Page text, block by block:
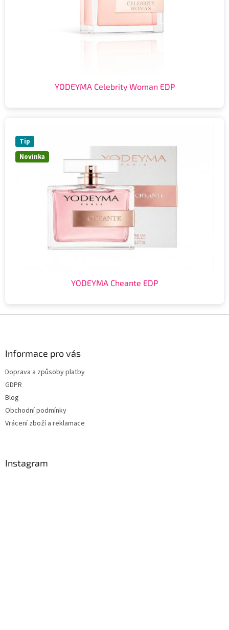
YODEYMA Celebrity Woman EDP
Novinka
Tip
YODEYMA Cheante EDP
Informace pro vás
Doprava a způsoby platby
GDPR
Blog
Obchodní podmínky
Vrácení zboží a reklamace
Instagram